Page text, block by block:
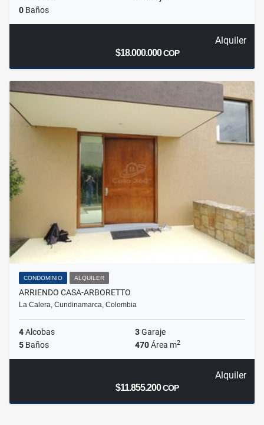
0 Baños
Alquiler
$18.000.000COP
CONDOMINIO ALQUILER
ARRIENDO CASA-ARBORETTO
La Calera, Cundinamarca, Colombia
4Alcobas 3Garaje
5 Baños 470Área m2
Alquiler
$11.855.200COP